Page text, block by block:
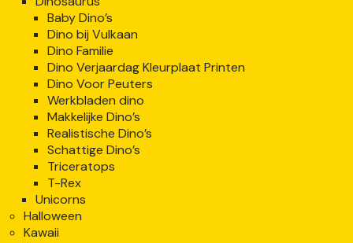
Baby Dino’s
Dino bij Vulkaan
Dino Familie
Dino Verjaardag Kleurplaat Printen
Dino Voor Peuters
Werkbladen dino
Makkelijke Dino’s
Realistische Dino’s
Schattige Dino’s
Triceratops
T-Rex
Unicorns
Halloween
Kawaii